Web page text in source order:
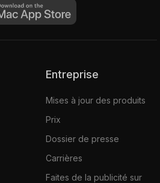
Entreprise
Mises à jour des produits
Prix
Dossier de presse
Carrières
Faites de la publicité sur